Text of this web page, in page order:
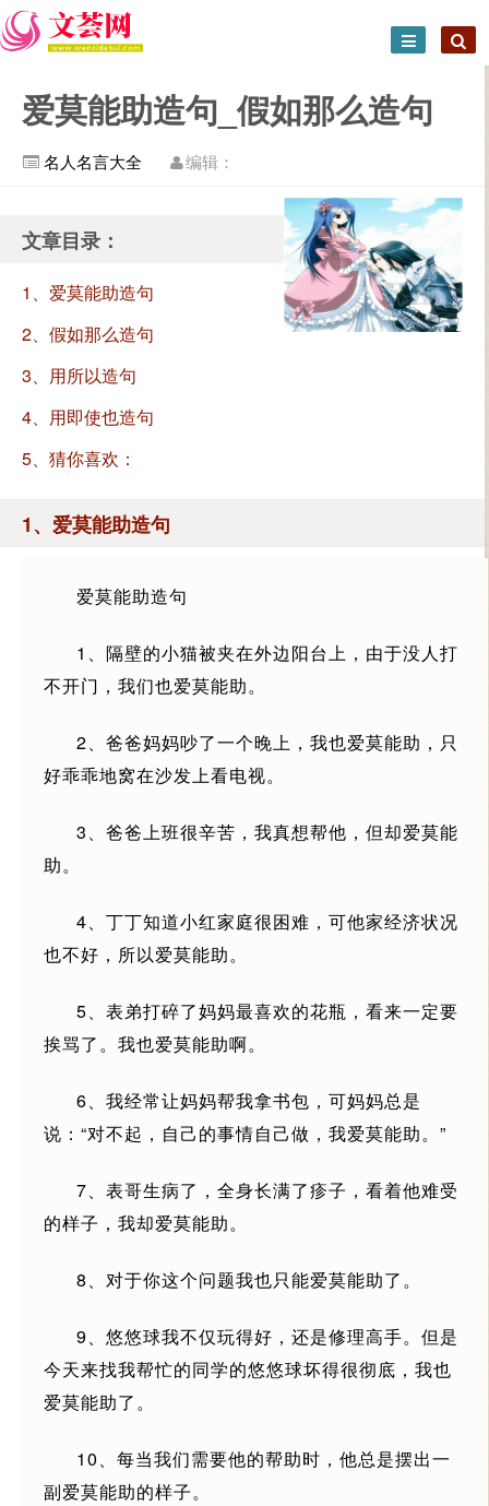
爱莫能助造句_假如那么造句
名人名言大全 编辑：
文章目录：
1、爱莫能助造句
2、假如那么造句
3、用所以造句
4、用即使也造句
5、猜你喜欢：
1、爱莫能助造句
爱莫能助造句
1、隔壁的小猫被夹在外边阳台上，由于没人打
不开门，我们也爱莫能助。
2、爸爸妈妈吵了一个晚上，我也爱莫能助，只
好乖乖地窝在沙发上看电视。
3、爸爸上班很辛苦，我真想帮他，但却爱莫能
助。
4、丁丁知道小红家庭很困难，可他家经济状况
也不好，所以爱莫能助。
5、表弟打碎了妈妈最喜欢的花瓶，看来一定要
挨骂了。我也爱莫能助啊。
6、我经常让妈妈帮我拿书包，可妈妈总是
说：“对不起，自己的事情自己做，我爱莫能助。”
7、表哥生病了，全身长满了疹子，看着他难受
的样子，我却爱莫能助。
8、对于你这个问题我也只能爱莫能助了。
9、悠悠球我不仅玩得好，还是修理高手。但是
今天来找我帮忙的同学的悠悠球坏得很彻底，我也
爱莫能助了。
10、每当我们需要他的帮助时，他总是摆出一
副爱莫能助的样子。